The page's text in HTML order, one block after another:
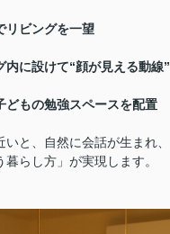
リビングを一望
内に設けて“顔が見える動線”
どもの勉強スペースを配置
と、自然に会話が生まれ、
暮らし方」が実現します。